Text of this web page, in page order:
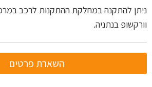
ניתן להתקנה במחלקת ההתקנות לרכב
וורקשופ בנתניה.
השארת פרטים